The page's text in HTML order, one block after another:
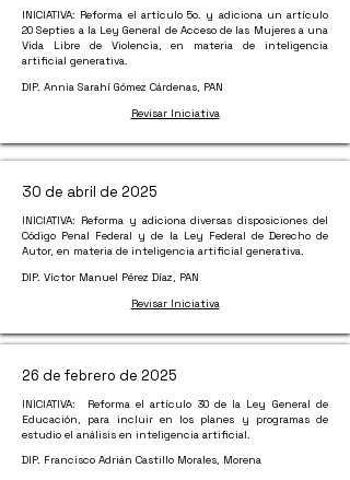
INICIATIVA: Reforma el artículo 5o. y adiciona un artículo
20 Septies a la Ley General de Acceso de las Mujeres a una
Vida Libre de Violencia, en materia de inteligencia
artificial generativa.
DIP. Annia Sarahí Gómez Cárdenas, PAN
Revisar Iniciativa
30 de abril de 2025
INICIATIVA: Reforma y adiciona diversas disposiciones del
Código Penal Federal y de la Ley Federal de Derecho de
Autor, en materia de inteligencia artificial generativa.
DIP. Víctor Manuel Pérez Díaz, PAN
Revisar Iniciativa
26 de febrero de 2025
INICIATIVA: Reforma el artículo 30 de la Ley General de
Educación, para incluir en los planes y programas de
estudio el análisis en inteligencia artificial.
DIP. Francisco Adrián Castillo Morales, Morena